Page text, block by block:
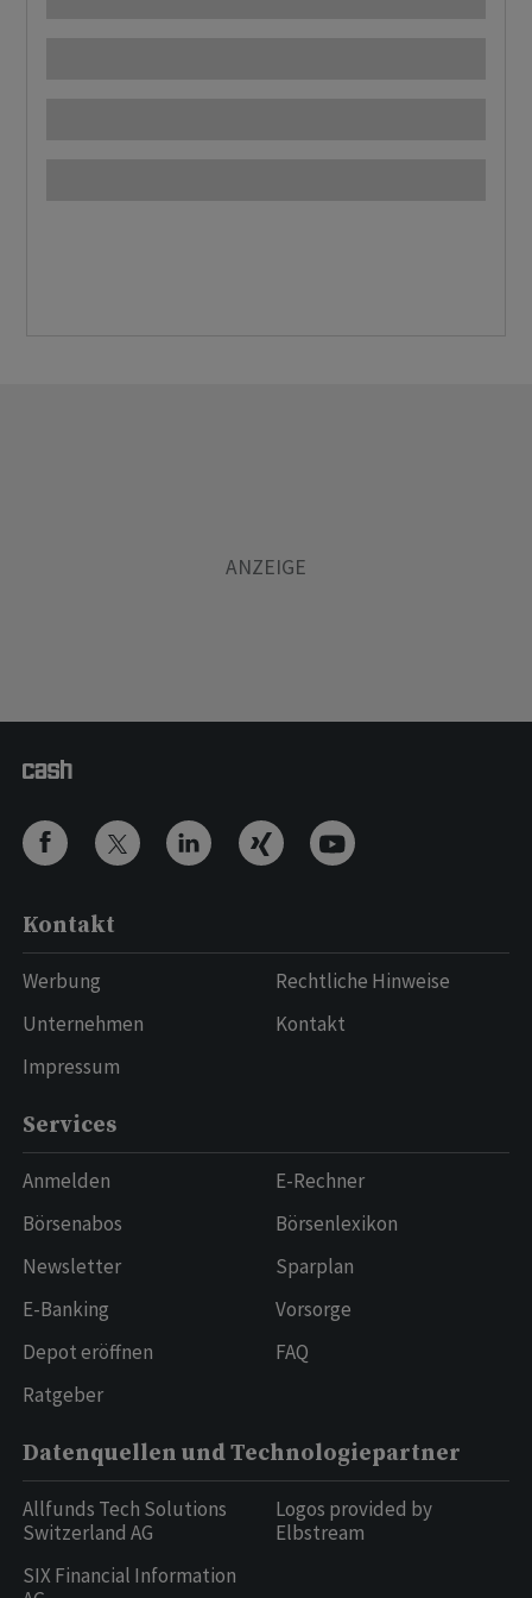
Kontakt
Werbung
Unternehmen
Impressum
Rechtliche Hinweise
Kontakt
Services
Anmelden
Börsenabos
Newsletter
E-Banking
Depot eröffnen
Ratgeber
E-Rechner
Börsenlexikon
Sparplan
Vorsorge
FAQ
Datenquellen und Technologiepartner
Allfunds Tech Solutions
Switzerland AG
SIX Financial Information
Logos provided by
Elbstream